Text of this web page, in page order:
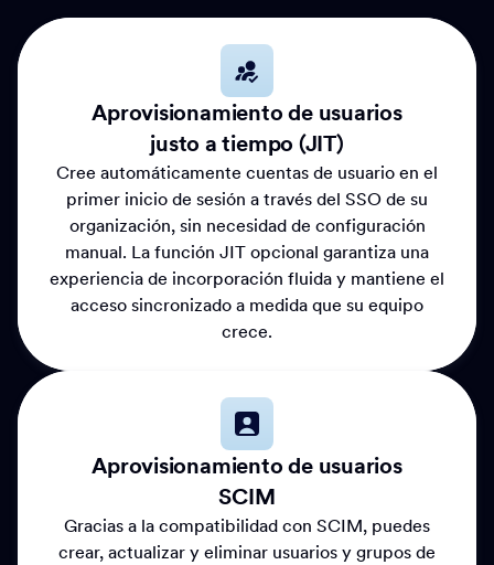
Aprovisionamiento de usuarios
justo a tiempo (JIT)
Cree automáticamente cuentas de usuario en el
primer inicio de sesión a través del SSO de su
organización, sin necesidad de configuración
manual. La función JIT opcional garantiza una
experiencia de incorporación fluida y mantiene el
acceso sincronizado a medida que su equipo
crece.
Aprovisionamiento de usuarios
SCIM
Gracias a la compatibilidad con SCIM, puedes
crear, actualizar y eliminar usuarios y grupos de